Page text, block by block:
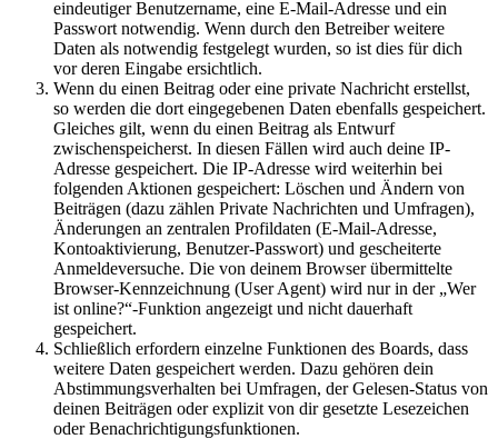
eindeutiger Benutzername, eine E-Mail-Adresse und ein
Passwort notwendig. Wenn durch den Betreiber weitere
Daten als notwendig festgelegt wurden, so ist dies für dich
vor deren Eingabe ersichtlich.
Wenn du einen Beitrag oder eine private Nachricht erstellst,
so werden die dort eingegebenen Daten ebenfalls gespeichert.
Gleiches gilt, wenn du einen Beitrag als Entwurf
zwischenspeicherst. In diesen Fällen wird auch deine IP-
Adresse gespeichert. Die IP-Adresse wird weiterhin bei
folgenden Aktionen gespeichert: Löschen und Ändern von
Beiträgen (dazu zählen Private Nachrichten und Umfragen),
Änderungen an zentralen Profildaten (E-Mail-Adresse,
Kontoaktivierung, Benutzer-Passwort) und gescheiterte
Anmeldeversuche. Die von deinem Browser übermittelte
Browser-Kennzeichnung (User Agent) wird nur in der „Wer
ist online?“-Funktion angezeigt und nicht dauerhaft
gespeichert.
Schließlich erfordern einzelne Funktionen des Boards, dass
weitere Daten gespeichert werden. Dazu gehören dein
Abstimmungsverhalten bei Umfragen, der Gelesen-Status von
deinen Beiträgen oder explizit von dir gesetzte Lesezeichen
oder Benachrichtigungsfunktionen.